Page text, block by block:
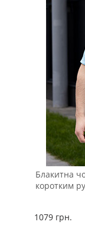
Блакитна
коротким
1079 грн.